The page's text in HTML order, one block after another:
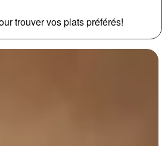
trouver vos plats préférés!